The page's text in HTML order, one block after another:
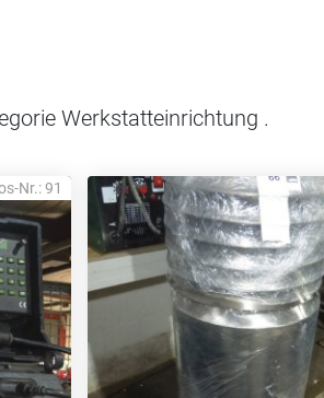
Werkstatteinrichtung .
Nr.: 91